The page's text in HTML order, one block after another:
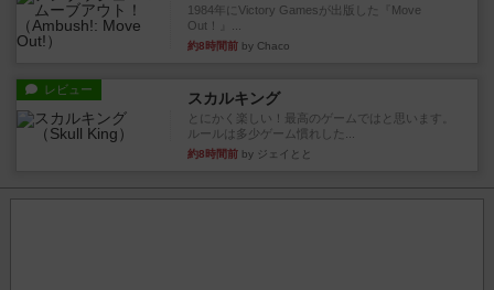
1984年にVictory Gamesが出版した『Move
Out！』...
約8時間前 by Chaco
レビュー スカルキング
とにかく楽しい！最高のゲームではと思います。
ルールは多少ゲーム慣れした...
約8時間前 by ジェイとと